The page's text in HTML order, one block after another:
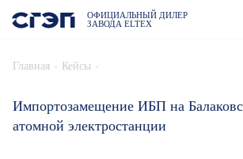
ОФИЦИАЛЬНЫЙ ДИЛЕР
ЗАВОДА ELTEX
Главная - Кейсы -
Импортозамещение ИБП на
атомной электростанции